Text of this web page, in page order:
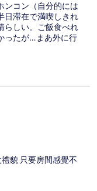
ンコン（自分的には
日滞在で満喫しきれ
らしい。ご飯食べれ
ったが…まあ外に行
貌 只要房間感覺不